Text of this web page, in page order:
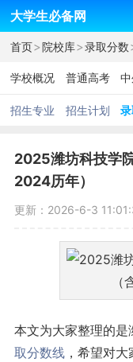
大学生必备网
首页>院校库>录取分数
学校概况 普通高考
招生专业 招生计划
2025潍坊科技学
2024历年）
更新：2026-6-3
本文为大家整理的
取分数线，希望对大